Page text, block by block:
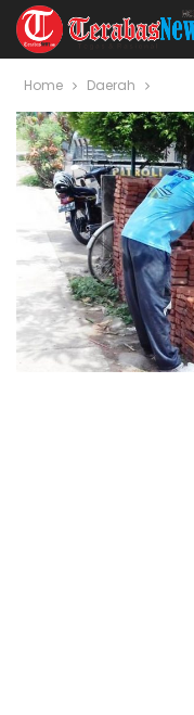
Home Daerah